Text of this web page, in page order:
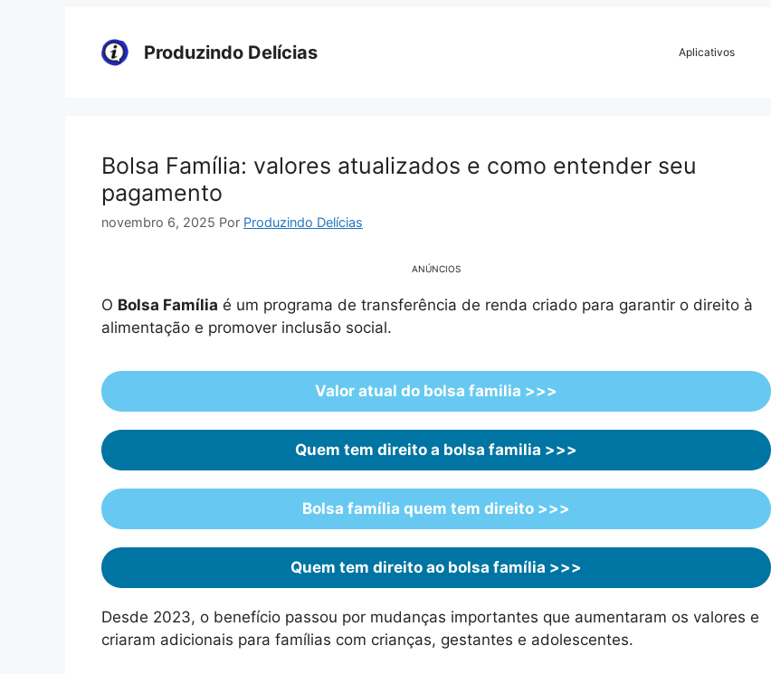
Produzindo Delícias Aplicativos
Bolsa Família: valores atualizados e como entender seu
pagamento
novembro 6, 2025 Por Produzindo Delícias
ANÚNCIOS
O Bolsa Família é um programa de transferência de renda criado para garantir o direito à
alimentação e promover inclusão social.
Valor atual do bolsa familia >>>
Quem tem direito a bolsa familia >>>
Bolsa família quem tem direito >>>
Quem tem direito ao bolsa família >>>
Desde 2023, o benefício passou por mudanças importantes que aumentaram os valores e
criaram adicionais para famílias com crianças, gestantes e adolescentes.